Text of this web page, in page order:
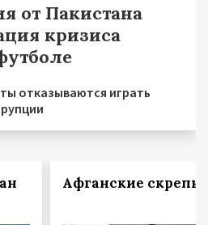
от Пакистана
кризиса
отказываются играть
Афганские скрепы